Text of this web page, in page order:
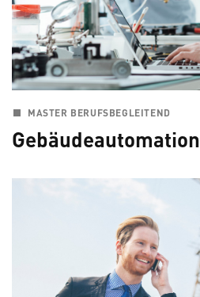
MASTER BERUFSBEGLEITEND
Gebäudeautomation